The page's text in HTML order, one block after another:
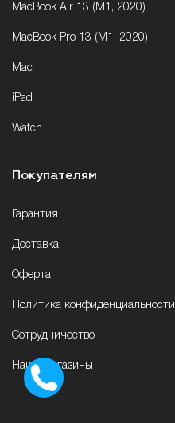
MacBook Air 13 (M1, 2020)
MacBook Pro 13 (M1, 2020)
Mac
iPad
Watch
Покупателям
Гарантия
Доставка
Оферта
Политика конфиденциальности
Сотрудничество
Наши магазины